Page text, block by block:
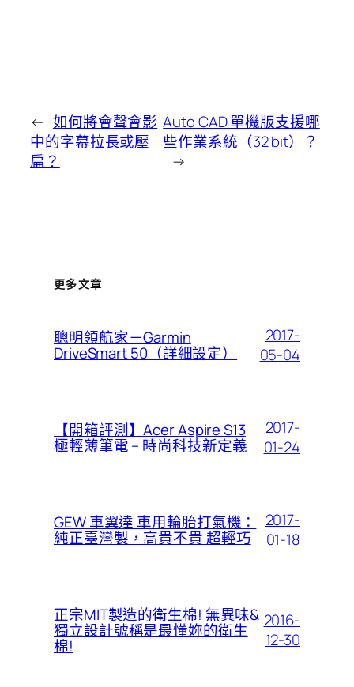
← 如何將會聲會影
中的字幕拉長或壓
扁？
Auto CAD 單機版支援哪
些作業系統（32 bit）？
→
更多文章
聰明領航家－Garmin
DriveSmart 50（詳細設定）
2017-
05-04
【開箱評測】Acer Aspire S13
極輕薄筆電 – 時尚科技新定義
2017-
01-24
GEW 車翼達 車用輪胎打氣機：
純正臺灣製，高貴不貴 超輕巧
2017-
01-18
正宗MIT製造的衛生棉! 無異味&
獨立設計號稱是最懂妳的衛生
棉!
2016-
12-30